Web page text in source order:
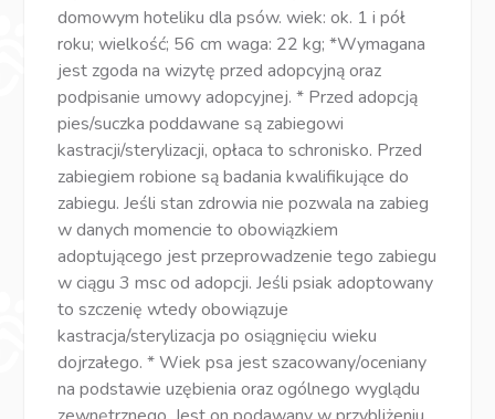
domowym hoteliku dla psów. wiek: ok. 1 i pół
roku; wielkość; 56 cm waga: 22 kg; *Wymagana
jest zgoda na wizytę przed adopcyjną oraz
podpisanie umowy adopcyjnej. * Przed adopcją
pies/suczka poddawane są zabiegowi
kastracji/sterylizacji, opłaca to schronisko. Przed
zabiegiem robione są badania kwalifikujące do
zabiegu. Jeśli stan zdrowia nie pozwala na zabieg
w danych momencie to obowiązkiem
adoptującego jest przeprowadzenie tego zabiegu
w ciągu 3 msc od adopcji. Jeśli psiak adoptowany
to szczenię wtedy obowiązuje
kastracja/sterylizacja po osiągnięciu wieku
dojrzałego. * Wiek psa jest szacowany/oceniany
na podstawie uzębienia oraz ogólnego wyglądu